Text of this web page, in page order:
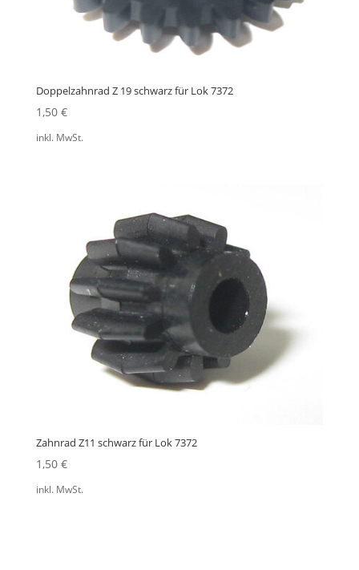
Doppelzahnrad Z 19 schwarz für Lok 7372
1,50 €
inkl. MwSt.
Zahnrad Z11 schwarz für Lok 7372
1,50 €
inkl. MwSt.